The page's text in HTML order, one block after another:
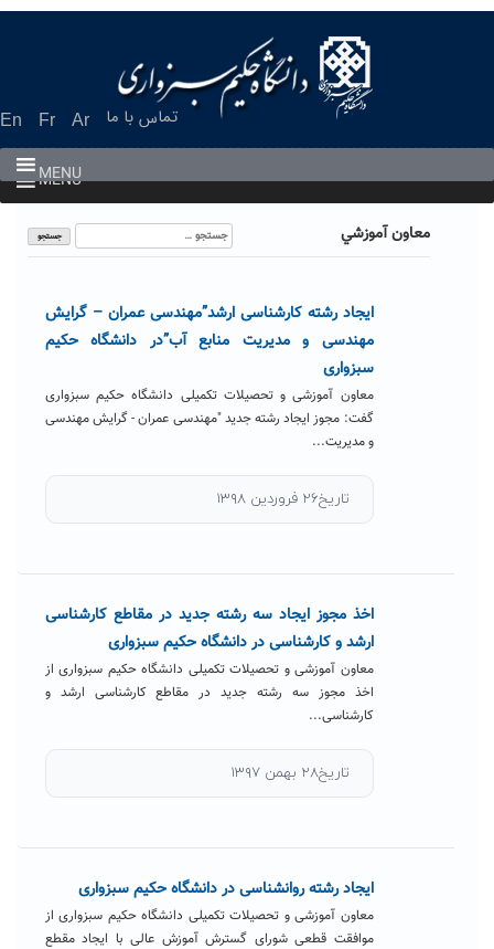
En Fr Ar تماس با ما
MENU
MENU
معاون آموزشي
جستجو
برای:
ایجاد رشته کارشناسی ارشد”مهندسی عمران – گرایش
مهندسی و مدیریت منابع آب”در دانشگاه حکیم
سبزواری
معاون آموزشی و تحصیلات تکمیلی دانشگاه حکیم سبزواری
گفت: مجوز ایجاد رشته جدید "مهندسی عمران - گرایش مهندسی
و مدیریت...
تاریخ۲۶ فروردین ۱۳۹۸
اخذ مجوز ایجاد سه رشته جدید در مقاطع کارشناسی
ارشد و کارشناسی در دانشگاه حکیم سبزواری
معاون آموزشی و تحصیلات تکمیلی دانشگاه حکیم سبزواری از
اخذ مجوز سه رشته جدید در مقاطع کارشناسی ارشد و
کارشناسی...
تاریخ۲۸ بهمن ۱۳۹۷
ایجاد رشته روانشناسی در دانشگاه حکیم سبزواری
معاون آموزشی و تحصیلات تکمیلی دانشگاه حکیم سبزواری از
موافقت قطعی شورای گسترش آموزش عالی با ایجاد مقطع